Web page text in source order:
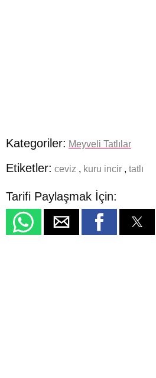
Kategoriler: Meyveli Tatlılar
Etiketler: ceviz , kuru incir , tatlı
Tarifi Paylaşmak İçin: